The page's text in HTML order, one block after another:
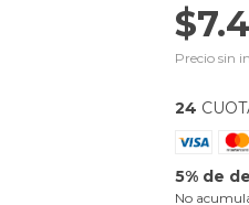
Precio sin
24
5% de
No